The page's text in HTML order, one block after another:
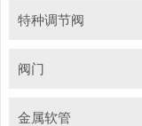
特种调节阀
阀门
金属软管